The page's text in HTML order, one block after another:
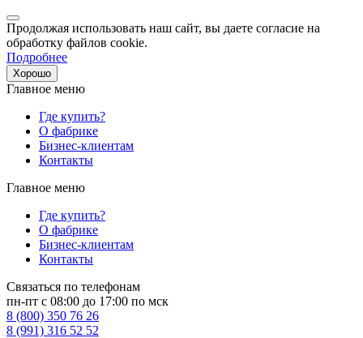
Продолжая использовать наш сайт, вы даете согласие на
обработку файлов cookie.
Подробнее
Хорошо
Главное меню
Где купить?
О фабрике
Бизнес-клиентам
Контакты
Главное меню
Где купить?
О фабрике
Бизнес-клиентам
Контакты
Связаться по телефонам
пн-пт с 08:00 до 17:00 по мск
8 (800) 350 76 26
8 (991) 316 52 52